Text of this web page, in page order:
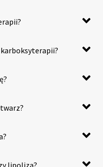
lipoliza?